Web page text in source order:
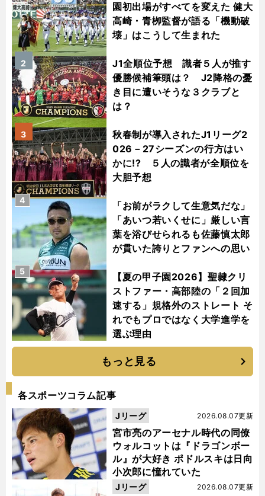
園初出場がすべてを変えた 健大
高崎・青栁監督が語る「機動破
壊」はこうして生まれた
J1全順位予想 識者５人が推す
優勝候補筆頭は？ J2降格の憂
き目に遭いそうな３クラブと
は？
2
秋春制が導入されたJ1リーグ2
026－27シーズンの行方はい
かに!? ５人の識者が全順位を
大胆予想
3
「お前がラクして生意気だな」
「あいつ若いくせに」厳しい言
葉を浴びせられるも佐藤慎太郎
が貫いた誇りとファンへの思い
4
【夏の甲子園2026】聖隷クリ
ストファー・高部陸の「２回加
速する」規格外のストレート そ
れでもプロではなく大学進学を
選ぶ理由
5
もっと見る
各スポーツコラム記事
宮市亮のアーセナル時代の同僚
ウォルコットは『ドラゴンボー
ル』が大好き ポドルスキは日向
小次郎に憧れていた
2026.08.07更新
Jリーグ
2026.08.07更新
Jリーグ